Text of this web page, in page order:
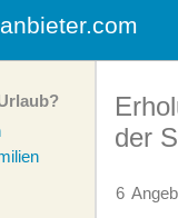
der
6